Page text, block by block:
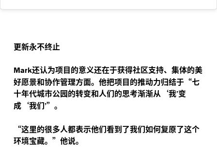
更新永不终止
Mark还认为项目的意义还在于获得社区支持、集体的美
好愿景和协作管理方面。他把项目的推动力归结于“七
十年代城市公园的转变和人们的思考渐渐从‘我’变
成‘我们’”。
“这里的很多人都表示他们看到了我们如何复原了这个
环境宝藏。”他说。